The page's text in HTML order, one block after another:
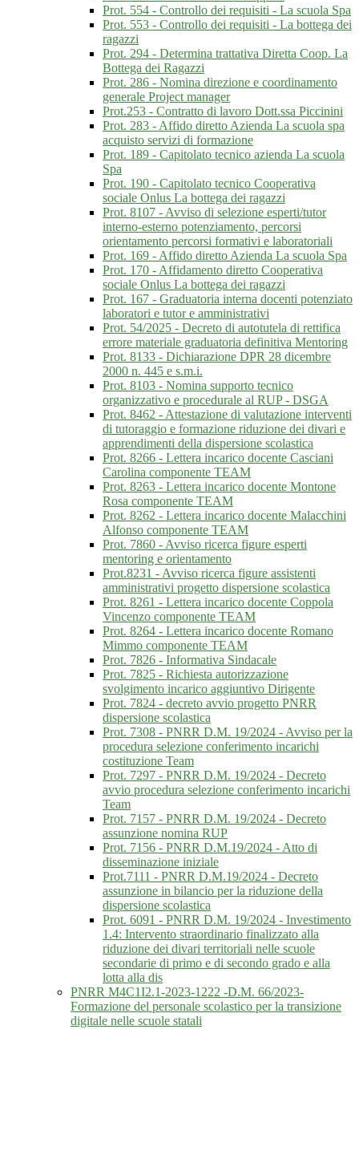
Prot. 554 - Controllo dei requisiti - La scuola Spa
Prot. 553 - Controllo dei requisiti - La bottega dei
ragazzi
Prot. 294 - Determina trattativa Diretta Coop. La
Bottega dei Ragazzi
Prot. 286 - Nomina direzione e coordinamento
generale Project manager
Prot.253 - Contratto di lavoro Dott.ssa Piccinini
Prot. 283 - Affido diretto Azienda La scuola spa
acquisto servizi di formazione
Prot. 189 - Capitolato tecnico azienda La scuola
Spa
Prot. 190 - Capitolato tecnico Cooperativa
sociale Onlus La bottega dei ragazzi
Prot. 8107 - Avviso di selezione esperti/tutor
interno-esterno potenziamento, percorsi
orientamento percorsi formativi e laboratoriali
Prot. 169 - Affido diretto Azienda La scuola Spa
Prot. 170 - Affidamento diretto Cooperativa
sociale Onlus La bottega dei ragazzi
Prot. 167 - Graduatoria interna docenti potenziato
laboratori e tutor e amministrativi
Prot. 54/2025 - Decreto di autotutela di rettifica
errore materiale graduatoria definitiva Mentoring
Prot. 8133 - Dichiarazione DPR 28 dicembre
2000 n. 445 e s.m.i.
Prot. 8103 - Nomina supporto tecnico
organizzativo e procedurale al RUP - DSGA
Prot. 8462 - Attestazione di valutazione interventi
di tutoraggio e formazione riduzione dei divari e
apprendimenti della dispersione scolastica
Prot. 8266 - Lettera incarico docente Casciani
Carolina componente TEAM
Prot. 8263 - Lettera incarico docente Montone
Rosa componente TEAM
Prot. 8262 - Lettera incarico docente Malacchini
Alfonso componente TEAM
Prot. 7860 - Avviso ricerca figure esperti
mentoring e orientamento
Prot.8231 - Avviso ricerca figure assistenti
amministrativi progetto dispersione scolastica
Prot. 8261 - Lettera incarico docente Coppola
Vincenzo componente TEAM
Prot. 8264 - Lettera incarico docente Romano
Mimmo componente TEAM
Prot. 7826 - Informativa Sindacale
Prot. 7825 - Richiesta autorizzazione
svolgimento incarico aggiuntivo Dirigente
Prot. 7824 - decreto avvio progetto PNRR
dispersione scolastica
Prot. 7308 - PNRR D.M. 19/2024 - Avviso per la
procedura selezione conferimento incarichi
costituzione Team
Prot. 7297 - PNRR D.M. 19/2024 - Decreto
avvio procedura selezione conferimento incarichi
Team
Prot. 7157 - PNRR D.M. 19/2024 - Decreto
assunzione nomina RUP
Prot. 7156 - PNRR D.M.19/2024 - Atto di
disseminazione iniziale
Prot.7111 - PNRR D.M.19/2024 - Decreto
assunzione in bilancio per la riduzione della
dispersione scolastica
Prot. 6091 - PNRR D.M. 19/2024 - Investimento
1.4: Intervento straordinario finalizzato alla
riduzione dei divari territoriali nelle scuole
secondarie di primo e di secondo grado e alla
lotta alla dis
PNRR M4C1I2.1-2023-1222 -D.M. 66/2023-
Formazione del personale scolastico per la transizione
digitale nelle scuole statali